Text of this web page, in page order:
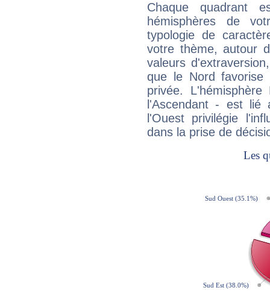
Chaque quadrant
hémisphères de
typologie de
votre thème, autour
valeurs
que le Nord favorise
privée.
l'Ascendant - est
l'Ouest privilégie
dans la prise de